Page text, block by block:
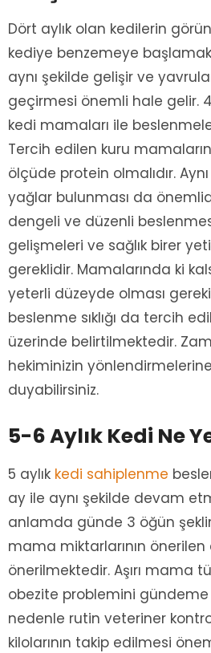
Dört aylık olan kedilerin
kediye benzemeye
aynı şekilde gelişir ve
geçirmesi önemli hale gelir.
kedi mamaları ile
Tercih edilen kuru
ölçüde protein olmalıdır.
yağlar bulunması da
dengeli ve düzenli
gelişmeleri ve sağlık birer
gereklidir. Mamalarında ki
yeterli düzeyde olması
beslenme sıklığı da tercih
üzerinde belirtilmektedir.
hekiminizin
duyabilirsiniz.
5-6 Aylık Kedi Ne
5 aylık kedi sahiplenme
ay ile aynı şekilde devam
anlamda günde 3 öğün
mama miktarlarının
önerilmektedir. Aşırı mama
obezite problemini gündeme
nedenle rutin veteriner
kilolarının takip edilmesi